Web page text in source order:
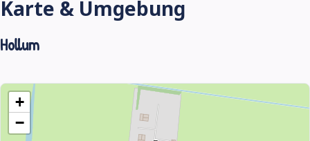
Karte & Umgebung
Hollum
+
−